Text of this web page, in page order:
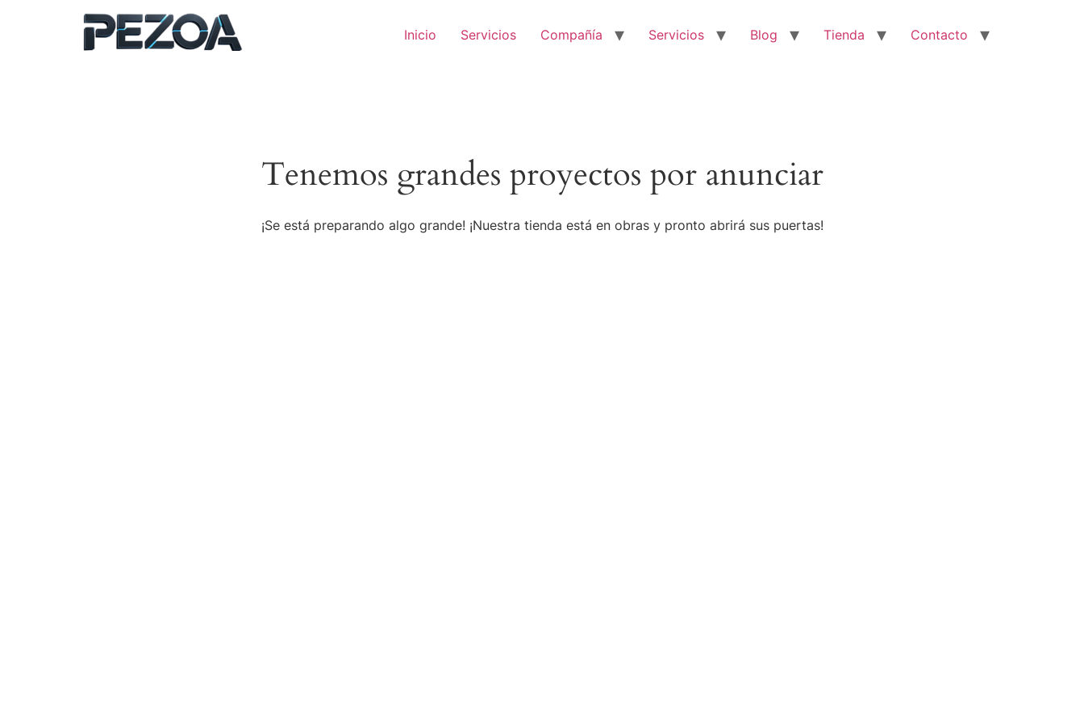
Inicio Servicios Compañía Servicios Blog Tienda Contacto
Tenemos grandes proyectos por anunciar
¡Se está preparando algo grande! ¡Nuestra tienda está en obras y pronto abrirá sus puertas!